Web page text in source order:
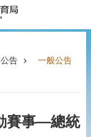
告 一般公告
賽事—總統